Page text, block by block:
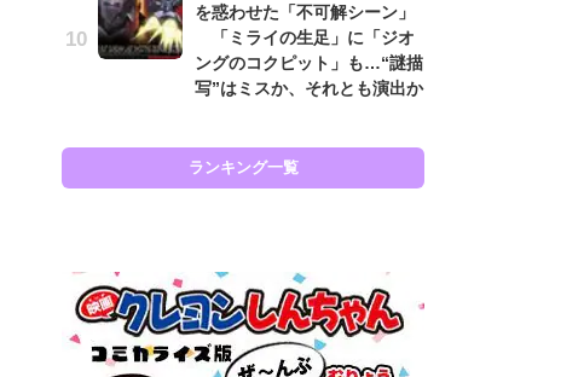
を惑わせた「不可解シーン」
「ミライの生足」に「ジオ
ングのコクピット」も…“謎描
写”はミスか、それとも演出か
ランキング一覧